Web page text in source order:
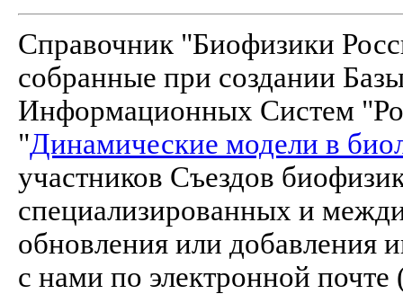
Справочник "Биофизики
собранные при создании
Информационных Систем
"Динамические модели в
участников Съездов
специализированных и
обновления или добавления
с нами по электронной почте